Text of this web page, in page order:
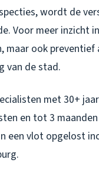
wordt de
Voor meer inzicht
maar ook
van de stad.
met 30+
en tot 3
een vlot opgelost